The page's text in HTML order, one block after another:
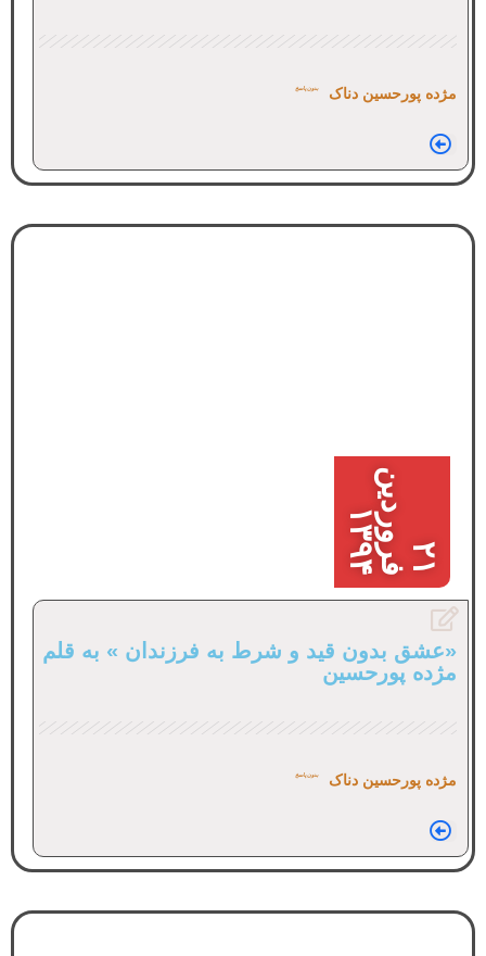
مژده پورحسین دناک بدون پاسخ
۲
۱
ف
ر
و
ر
د
ی ن۱ ۳
۹ ۴
«عشق بدون قید و شرط به فرزندان » به قلم
مژده پورحسین
مژده پورحسین دناک بدون پاسخ